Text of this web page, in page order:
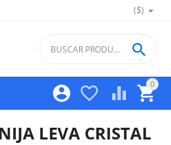
($)
0

 


LEVA CRISTAL